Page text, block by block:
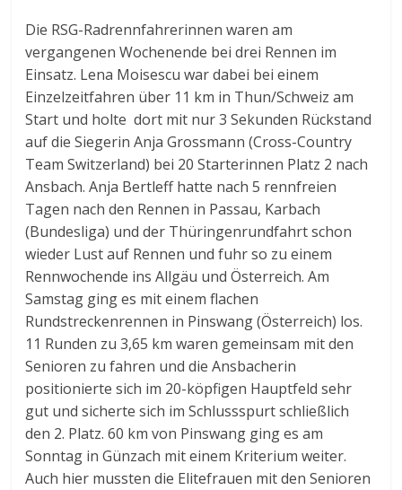
Die RSG-Radrennfahrerinnen waren am
vergangenen Wochenende bei drei Rennen im
Einsatz. Lena Moisescu war dabei bei einem
Einzelzeitfahren über 11 km in Thun/Schweiz am
Start und holte dort mit nur 3 Sekunden Rückstand
auf die Siegerin Anja Grossmann (Cross-Country
Team Switzerland) bei 20 Starterinnen Platz 2 nach
Ansbach. Anja Bertleff hatte nach 5 rennfreien
Tagen nach den Rennen in Passau, Karbach
(Bundesliga) und der Thüringenrundfahrt schon
wieder Lust auf Rennen und fuhr so zu einem
Rennwochende ins Allgäu und Österreich. Am
Samstag ging es mit einem flachen
Rundstreckenrennen in Pinswang (Österreich) los.
11 Runden zu 3,65 km waren gemeinsam mit den
Senioren zu fahren und die Ansbacherin
positionierte sich im 20-köpfigen Hauptfeld sehr
gut und sicherte sich im Schlussspurt schließlich
den 2. Platz. 60 km von Pinswang ging es am
Sonntag in Günzach mit einem Kriterium weiter.
Auch hier mussten die Elitefrauen mit den Senioren